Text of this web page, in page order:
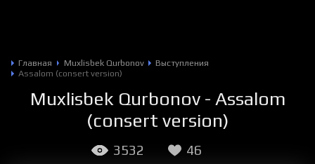
Главная Muxlisbek Qurbonov
Выступления
Assalom (consert version)
Muxlisbek Qurbonov - Assalom
(consert version)
3532 46